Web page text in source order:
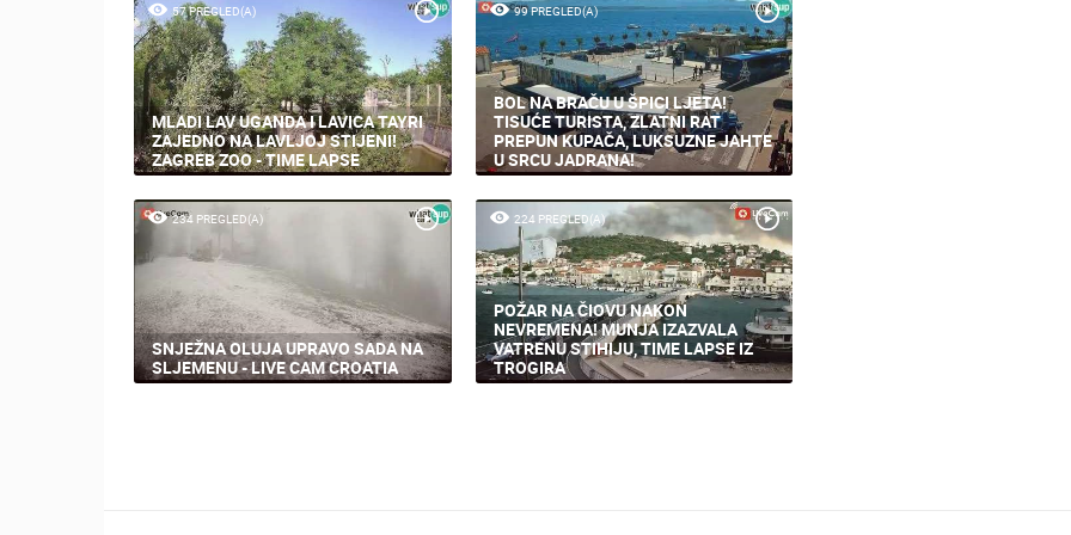
57 PREGLED(A)
MLADI LAV UGANDA I LAVICA TAYRI
ZAJEDNO NA LAVLJOJ STIJENI!
ZAGREB ZOO - TIME LAPSE
99 PREGLED(A)
BOL NA BRAČU U ŠPICI LJETA!
TISUĆE TURISTA, ZLATNI RAT
PREPUN KUPAČA, LUKSUZNE JAHTE
U SRCU JADRANA!
234 PREGLED(A)
SNJEŽNA OLUJA UPRAVO SADA NA
SLJEMENU - LIVE CAM CROATIA
224 PREGLED(A)
POŽAR NA ČIOVU NAKON
NEVREMENA! MUNJA IZAZVALA
VATRENU STIHIJU, TIME LAPSE IZ
TROGIRA